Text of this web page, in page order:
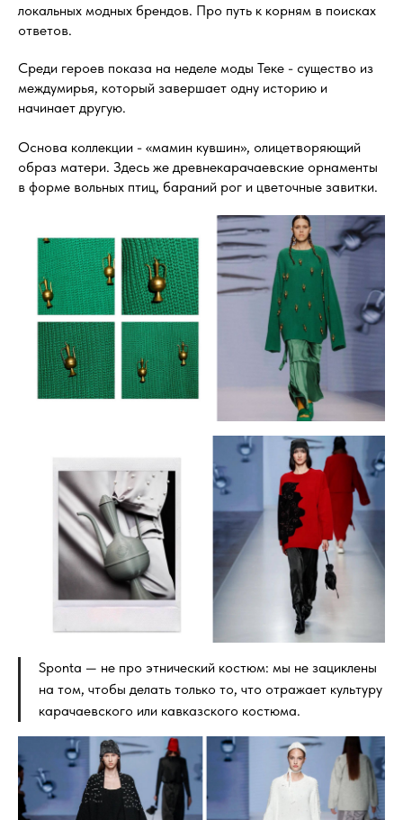
локальных модных брендов. Про путь к корням в поисках
ответов.
Среди героев показа на неделе моды Теке - существо из
междумирья, который завершает одну историю и
начинает другую.
Основа коллекции - «мамин кувшин», олицетворяющий
образ матери. Здесь же древнекарачаевские орнаменты
в форме вольных птиц, бараний рог и цветочные завитки.
Sponta — не про этнический костюм: мы не зациклены
на том, чтобы делать только то, что отражает культуру
карачаевского или кавказского костюма.